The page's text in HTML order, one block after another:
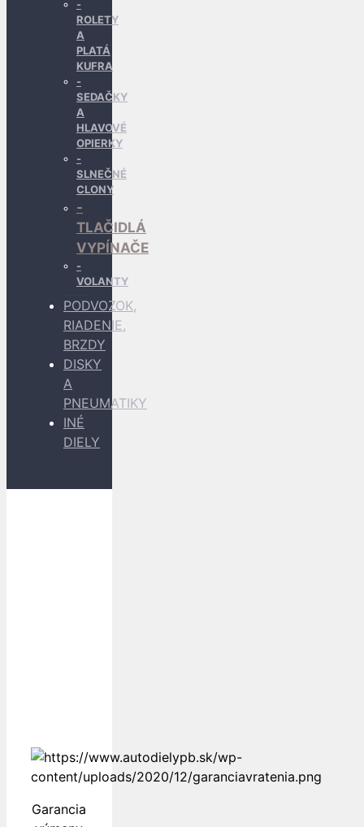
ROLETY
A
PLATÁ
KUFRA
SEDAČKY
A
HLAVOVÉ
OPIERKY
SLNEČNÉ
CLONY
TLAČIDLÁ
VYPÍNAČE
VOLANTY
PODVOZOK,
RIADENIE,
BRZDY
DISKY
A
PNEUMATIKY
INÉ
DIELY
Garancia